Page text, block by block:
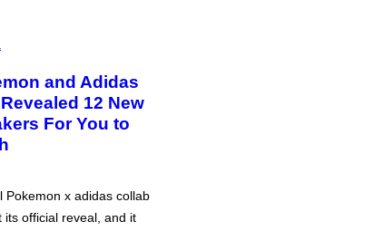
and Adidas
12 New
For You to
Pokemon x adidas collab
its official reveal, and it